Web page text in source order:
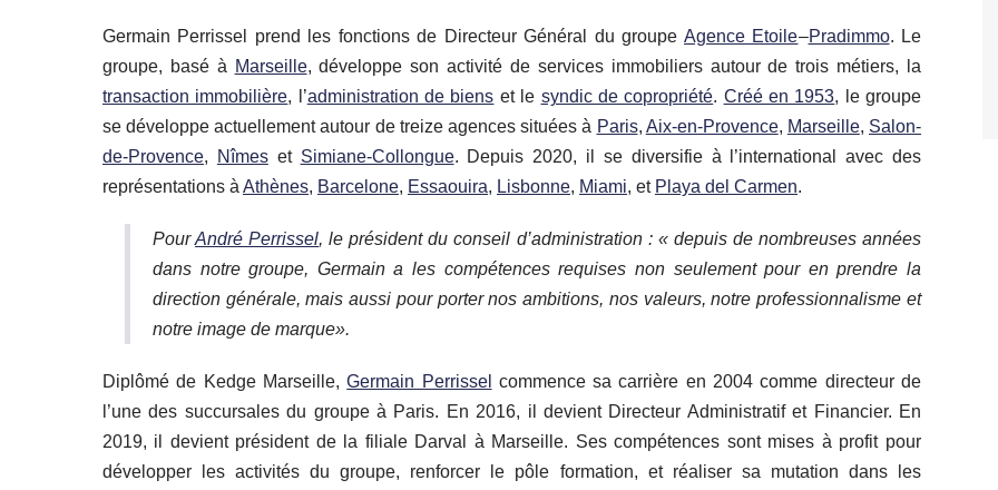
Germain Perrissel prend les fonctions de Directeur Général du groupe Agence Etoile–Pradimmo. Le
groupe, basé à Marseille, développe son activité de services immobiliers autour de trois métiers, la
transaction immobilière, l’administration de biens et le syndic de copropriété. Créé en 1953, le groupe
se développe actuellement autour de treize agences situées à Paris, Aix-en-Provence, Marseille, Salon-
de-Provence, Nîmeset Simiane-Collongue. Depuis 2020, il se diversifie à l’international avec des
représentations à Athènes, Barcelone, Essaouira, Lisbonne, Miami, et Playa del Carmen.
PourAndré Perrissel, le président du conseil d’administration : « depuis de nombreuses années
dans notre groupe, Germain a les compétences requises non seulement pour en prendre la
direction générale, mais aussi pour porter nos ambitions, nos valeurs, notre professionnalisme et
notre image de marque».
Diplômé de Kedge Marseille,Germain Perrissel commence sa carrière en 2004 comme directeur de
l’une des succursales du groupe à Paris. En 2016, il devient Directeur Administratif et Financier. En
2019, il devient président de la filiale Darval à Marseille. Ses compétences sont mises à profit pour
développer les activités du groupe, renforcer le pôle formation, et réaliser sa mutation dans les